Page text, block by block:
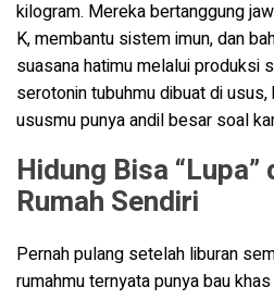
kilogram. Mereka bertanggung
K, membantu sistem imun, dan
suasana hatimu melalui produksi
serotonin tubuhmu dibuat di
ususmu punya andil besar soal
Hidung Bisa “Lupa”
Rumah Sendiri
Pernah pulang setelah liburan
rumahmu ternyata punya bau